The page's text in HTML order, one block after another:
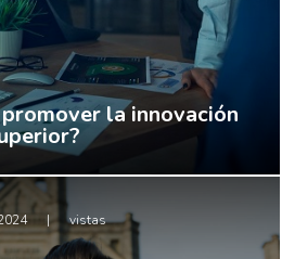
la innovación
| vistas